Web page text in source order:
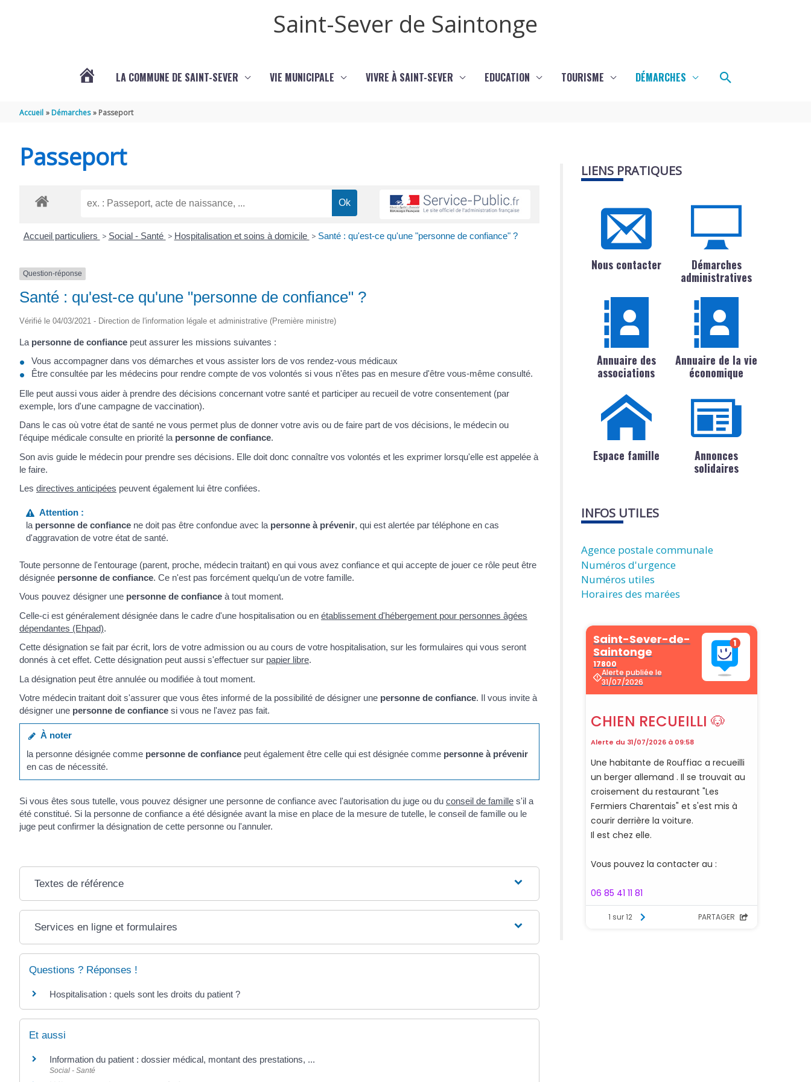
Saint-Sever de Saintonge
SAINT-
SAINTONGE
LA COMMUNE DE SAINT-SEVER VIE MUNICIPALE VIVRE À SAINT-SEVER EDUCATION TOURISME DÉMARCHES Rechercher
Accueil Démarches Passeport
Passeport
Accueil particuliers > Social - Santé > Hospitalisation et soins à domicile > Santé : qu'est-ce qu'une "personne de confiance" ?
Question-réponse
Santé : qu'est-ce qu'une "personne de confiance" ?
Vérifié le 04/03/2021 - Direction de l'information légale et administrative (Première ministre)
La personne de confiance peut assurer les missions suivantes :
Vous accompagner dans vos démarches et vous assister lors de vos rendez-vous médicaux
Être consultée par les médecins pour rendre compte de vos volontés si vous n'êtes pas en mesure d'être vous-même consulté.
Elle peut aussi vous aider à prendre des décisions concernant votre santé et participer au recueil de votre consentement (par
exemple, lors d'une campagne de vaccination).
Dans le cas où votre état de santé ne vous permet plus de donner votre avis ou de faire part de vos décisions, le médecin ou
l'équipe médicale consulte en priorité la personne de confiance.
Son avis guide le médecin pour prendre ses décisions. Elle doit donc connaître vos volontés et les exprimer lorsqu'elle est appelée à
le faire.
Les directives anticipées peuvent également lui être confiées.
Attention :
la personne de confiance ne doit pas être confondue avec la personne à prévenir, qui est alertée par téléphone en cas
d'aggravation de votre état de santé.
Toute personne de l'entourage (parent, proche, médecin traitant) en qui vous avez confiance et qui accepte de jouer ce rôle peut être
désignée personne de confiance. Ce n'est pas forcément quelqu'un de votre famille.
Vous pouvez désigner une personne de confiance à tout moment.
Celle-ci est généralement désignée dans le cadre d'une hospitalisation ou en établissement d'hébergement pour personnes âgées
dépendantes (Ehpad).
Cette désignation se fait par écrit, lors de votre admission ou au cours de votre hospitalisation, sur les formulaires qui vous seront
donnés à cet effet. Cette désignation peut aussi s'effectuer sur papier libre.
La désignation peut être annulée ou modifiée à tout moment.
Votre médecin traitant doit s'assurer que vous êtes informé de la possibilité de désigner une personne de confiance. Il vous invite à
désigner une personne de confiance si vous ne l'avez pas fait.
À noter
la personne désignée comme personne de confiance peut également être celle qui est désignée comme personne à prévenir
en cas de nécessité.
Si vous êtes sous tutelle, vous pouvez désigner une personne de confiance avec l'autorisation du juge ou du conseil de famille s'il a
été constitué. Si la personne de confiance a été désignée avant la mise en place de la mesure de tutelle, le conseil de famille ou le
juge peut confirmer la désignation de cette personne ou l'annuler.
Textes de référence
Services en ligne et formulaires
Questions ? Réponses !
Hospitalisation : quels sont les droits du patient ?
Et aussi
Information du patient : dossier médical, montant des prestations, ...
Social - Santé
LIENS PRATIQUES
Nous contacter
Démarches
administratives
Annuaire des
associations
Annuaire de la vie
économique
Espace famille
Annonces
solidaires
INFOS UTILES
Agence postale communale
Numéros d'urgence
Numéros utiles
Horaires des marées